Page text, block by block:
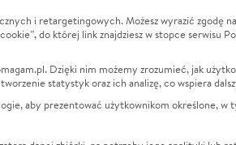
Pomagam.pl
Zwierzęta
Pożar
Sport
Pomoc Finansowa
Pogrzeb
i retargetingowych. Możesz wyrazić zgodę
do której link znajdziesz w stopce serwisu
Dzięki nim możemy zrozumieć, jak
statystyk oraz ich analizę, co wspiera
aby prezentować użytkownikom określone, w